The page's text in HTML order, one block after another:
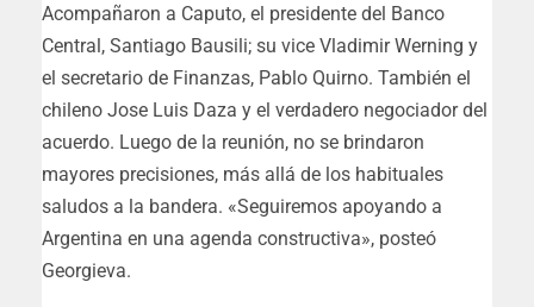
Acompañaron a Caputo, el presidente del Banco
Central, Santiago Bausili; su vice Vladimir Werning y
el secretario de Finanzas, Pablo Quirno. También el
chileno Jose Luis Daza y el verdadero negociador del
acuerdo. Luego de la reunión, no se brindaron
mayores precisiones, más allá de los habituales
saludos a la bandera. «Seguiremos apoyando a
Argentina en una agenda constructiva», posteó
Georgieva.